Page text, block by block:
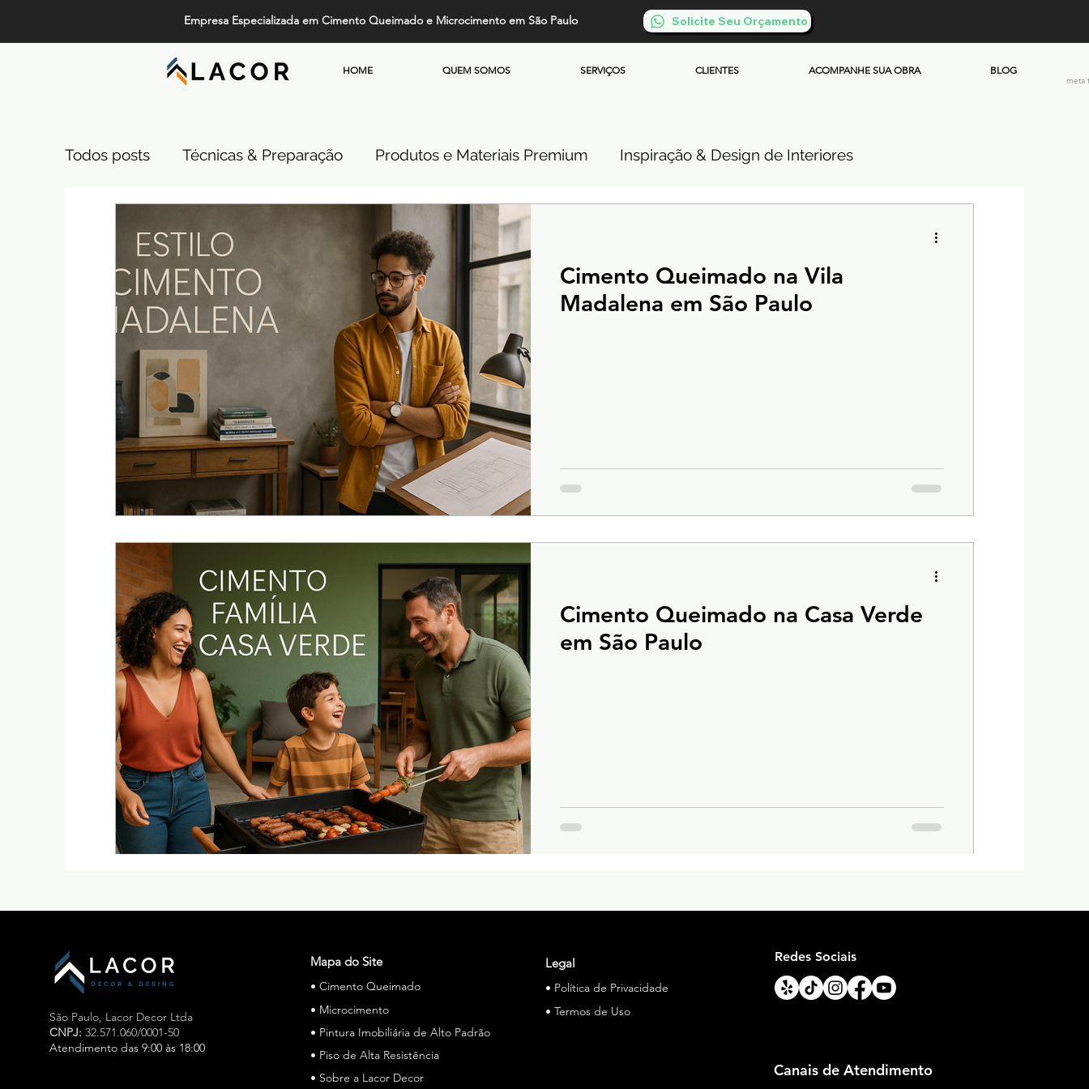
Empresa Especializada em Cimento Queimado e Microcimento em São Paulo Solicite Seu Orçamento
HOME QUEM SOMOS SERVIÇOS CLIENTES ACOMPANHE SUA OBRA BLOG
meta
Todos posts Técnicas & Preparação Produtos e Materiais Premium Inspiração & Design de Interiores
Piso de Cimento Queimado
Projetos de Alto Padrão Cimento Queimado Microcimento Queimado Investimento & Custos
Comparativos de Revestimentos Cimento Queimado Soluções Especiais
Cimento Queimado na Vila
Madalena em São Paulo
Cimento Queimado na Casa Verde
em São Paulo
São Paulo, Lacor Decor Ltda
CNPJ: 32.571.060/0001-50
Atendimento das 9:00 às 18:00
Especialista em cimento queimado e microcimento em
Mapa do Site
• Cimento Queimado
• Microcimento
• Pintura Imobiliária de Alto Padrão
• Piso de Alta Resistência
• Sobre a Lacor Decor
Legal
• Política de Privacidade
• Termos de Uso
Redes Sociais
Canais de Atendimento